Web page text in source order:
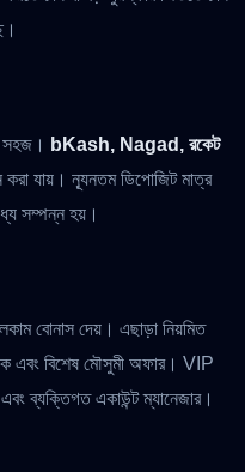
bKash, Nagad, রকেট
করা যায়। ন্যূনতম ডিপোজিট মাত্র
সম্পন্ন হয়।
বোনাস দেয়। এছাড়া নিয়মিত
এবং বিশেষ মৌসুমী অফার। VIP
ব্যক্তিগত একাউন্ট ম্যানেজার।